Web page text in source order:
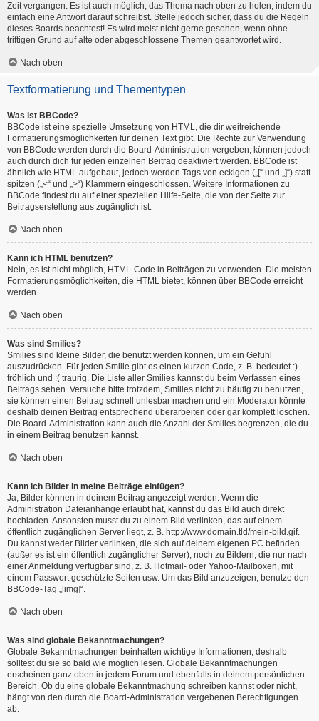
Zeit vergangen. Es ist auch möglich, das Thema nach oben zu holen, indem du
einfach eine Antwort darauf schreibst. Stelle jedoch sicher, dass du die Regeln
dieses Boards beachtest! Es wird meist nicht gerne gesehen, wenn ohne
triftigen Grund auf alte oder abgeschlossene Themen geantwortet wird.
Nach oben
Textformatierung und Thementypen
Was ist BBCode?
BBCode ist eine spezielle Umsetzung von HTML, die dir weitreichende
Formatierungsmöglichkeiten für deinen Text gibt. Die Rechte zur Verwendung
von BBCode werden durch die Board-Administration vergeben, können jedoch
auch durch dich für jeden einzelnen Beitrag deaktiviert werden. BBCode ist
ähnlich wie HTML aufgebaut, jedoch werden Tags von eckigen („[“ und „]“) statt
spitzen („<“ und „>“) Klammern eingeschlossen. Weitere Informationen zu
BBCode findest du auf einer speziellen Hilfe-Seite, die von der Seite zur
Beitragserstellung aus zugänglich ist.
Nach oben
Kann ich HTML benutzen?
Nein, es ist nicht möglich, HTML-Code in Beiträgen zu verwenden. Die meisten
Formatierungsmöglichkeiten, die HTML bietet, können über BBCode erreicht
werden.
Nach oben
Was sind Smilies?
Smilies sind kleine Bilder, die benutzt werden können, um ein Gefühl
auszudrücken. Für jeden Smilie gibt es einen kurzen Code, z. B. bedeutet :)
fröhlich und :( traurig. Die Liste aller Smilies kannst du beim Verfassen eines
Beitrags sehen. Versuche bitte trotzdem, Smilies nicht zu häufig zu benutzen,
sie können einen Beitrag schnell unlesbar machen und ein Moderator könnte
deshalb deinen Beitrag entsprechend überarbeiten oder gar komplett löschen.
Die Board-Administration kann auch die Anzahl der Smilies begrenzen, die du
in einem Beitrag benutzen kannst.
Nach oben
Kann ich Bilder in meine Beiträge einfügen?
Ja, Bilder können in deinem Beitrag angezeigt werden. Wenn die
Administration Dateianhänge erlaubt hat, kannst du das Bild auch direkt
hochladen. Ansonsten musst du zu einem Bild verlinken, das auf einem
öffentlich zugänglichen Server liegt, z. B. http://www.domain.tld/mein-bild.gif.
Du kannst weder Bilder verlinken, die sich auf deinem eigenen PC befinden
(außer es ist ein öffentlich zugänglicher Server), noch zu Bildern, die nur nach
einer Anmeldung verfügbar sind, z. B. Hotmail- oder Yahoo-Mailboxen, mit
einem Passwort geschützte Seiten usw. Um das Bild anzuzeigen, benutze den
BBCode-Tag „[img]“.
Nach oben
Was sind globale Bekanntmachungen?
Globale Bekanntmachungen beinhalten wichtige Informationen, deshalb
solltest du sie so bald wie möglich lesen. Globale Bekanntmachungen
erscheinen ganz oben in jedem Forum und ebenfalls in deinem persönlichen
Bereich. Ob du eine globale Bekanntmachung schreiben kannst oder nicht,
hängt von den durch die Board-Administration vergebenen Berechtigungen
ab.